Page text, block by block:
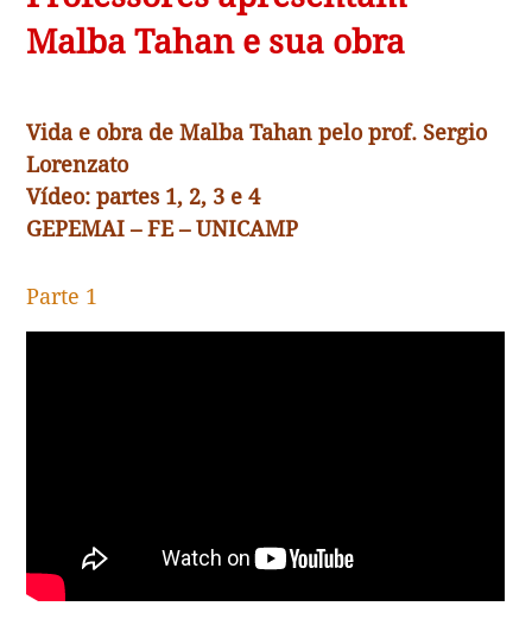
Malba Tahan e sua obra
Vida e obra de Malba Tahan pelo prof. Sergio
Lorenzato
Vídeo: partes 1, 2, 3 e 4
GEPEMAI – FE – UNICAMP
Parte 1